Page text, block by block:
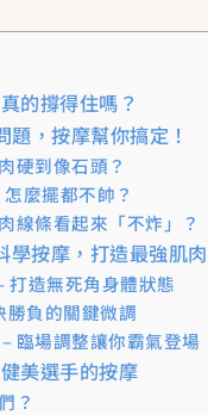
的撐得住嗎？
，按摩幫你搞定！
硬到像石頭？
麼擺都不帥？
線條看起來「不炸」？
學按摩，打造最強肌
打造無死角身體狀態
勝負的關鍵微調
臨場調整讓你霸氣登場
美選手的按摩
？